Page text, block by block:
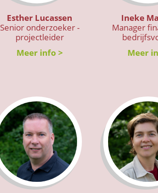
Esther Lucassen
Senior onderzoeker -
projectleider
Meer info >
Ineke
Manager
Meer